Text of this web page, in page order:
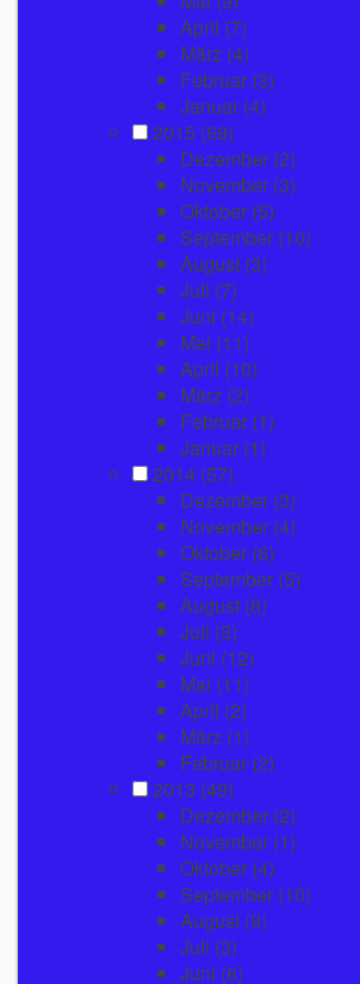
April (7)
März (4)
Februar (3)
Januar (4)
2015 (69)
Dezember (2)
November (3)
Oktober (5)
September (10)
August (3)
Juli (7)
Juni (14)
Mai (11)
April (10)
März (2)
Februar (1)
Januar (1)
2014 (57)
Dezember (3)
November (4)
Oktober (6)
September (5)
August (8)
Juli (3)
Juni (12)
Mai (11)
April (2)
März (1)
Februar (2)
2013 (49)
Dezember (2)
November (1)
Oktober (4)
September (10)
August (9)
Juli (3)
Juni (6)